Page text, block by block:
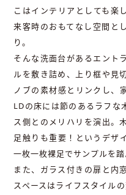
こはインテリアとしても楽
来客時のおもてなし空間と
り。
そんな洗面台があるエント
ルを敷き詰め、上り框や見
ノブの素材感とリンクし、
LDの床には節のあるラフな
ス側とのメリハリを演出。
足触りも重要！というデザ
一枚一枚裸足でサンプルを踏
また、ガラス付きの扉と内
スペースはライフスタイル